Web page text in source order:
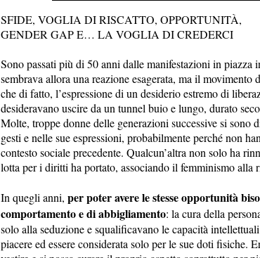
SFIDE, VOGLIA DI RISCATTO, OPPORTUNITÀ,
GENDER GAP E… LA VOGLIA DI CREDERCI
Sono passati più di 50 anni dalle manifestazioni in
sembrava allora una reazione esagerata, ma il movimento
che di fatto, l’espressione di un desiderio estremo di
desideravano uscire da un tunnel buio e lungo, durato
Molte, troppe donne delle generazioni successive si sono
gesti e nelle sue espressioni, probabilmente perché non
contesto sociale precedente. Qualcun’altra non solo ha
lotta per i diritti ha portato, associando il femminismo alla
In quegli anni, per poter avere le stesse opportunità
comportamento e di abbigliamento: la cura della
solo alla seduzione e squalificavano le capacità
piacere ed essere considerata solo per le sue doti fisiche.